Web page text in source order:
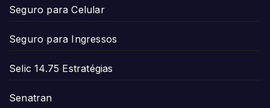
Seguro para Celular
Seguro para Ingressos
Selic 14.75 Estratégias
Senatran